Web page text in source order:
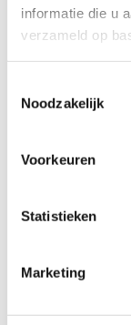
informatie die u
verzameld op
Noodzakelijk
Voorkeuren
Statistieken
Marketing